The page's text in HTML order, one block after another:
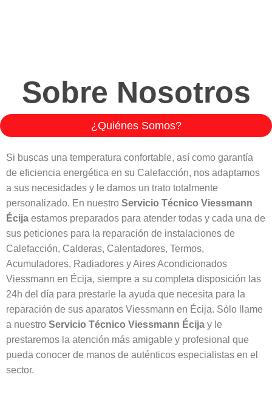
Sobre Nosotros
¿Quiénes Somos?
Si buscas una temperatura confortable, así como garantía
de eficiencia energética en su Calefacción, nos adaptamos
a sus necesidades y le damos un trato totalmente
personalizado. En nuestro Servicio Técnico Viessmann
Écija estamos preparados para atender todas y cada una de
sus peticiones para la reparación de instalaciones de
Calefacción, Calderas, Calentadores, Termos,
Acumuladores, Radiadores y Aires Acondicionados
Viessmann en Écija, siempre a su completa disposición las
24h del día para prestarle la ayuda que necesita para la
reparación de sus aparatos Viessmann en Écija. Sólo llame
a nuestro Servicio Técnico Viessmann Écija y le
prestaremos la atención más amigable y profesional que
pueda conocer de manos de auténticos especialistas en el
sector.